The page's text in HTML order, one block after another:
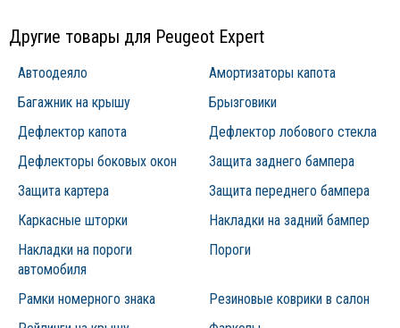
Другие товары для Peugeot Expert
Автоодеяло
Амортизаторы капота
Багажник на крышу
Брызговики
Дефлектор капота
Дефлектор лобового стекла
Дефлекторы боковых окон
Защита заднего бампера
Защита картера
Защита переднего бампера
Каркасные шторки
Накладки на задний бампер
Накладки на пороги
автомобиля
Пороги
Рамки номерного знака
Резиновые коврики в салон